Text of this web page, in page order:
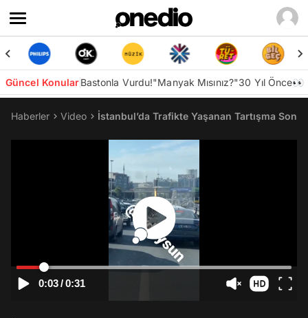
Güncel KonularBastonla Vurdu!"Manyak Mısınız?"30 Yıl Önce👀
Haberler Video İstanbul’da Trafikte Yaşanan Tartışma
0:03/0:31